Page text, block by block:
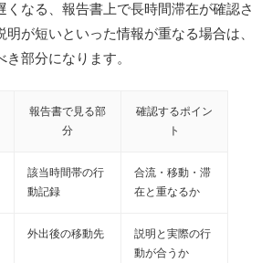
くなる、報告書上で長時間滞在が確認さ
が短いといった情報が重なる場合は、
部分になります。
報告書で見る部
分
確認するポイン
ト
該当時間帯の行
動記録
合流・移動・滞
在と重なるか
外出後の移動先
説明と実際の行
動が合うか